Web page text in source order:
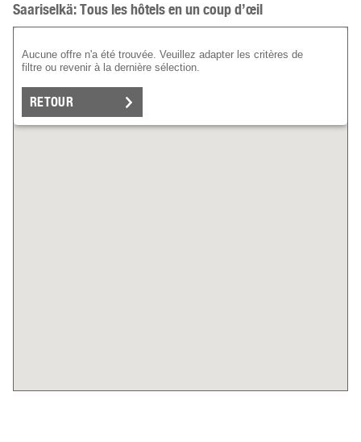
Saariselkä: Tous les hôtels en un coup d’œil
Aucune offre n'a été trouvée. Veuillez adapter les critères de
filtre ou revenir à la dernière sélection.
RETOUR